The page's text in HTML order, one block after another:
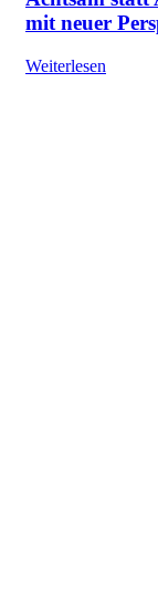
mit neuer
Weiterlesen